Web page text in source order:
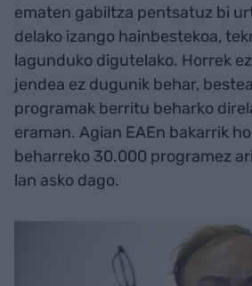
ematen gabiltza pentsatuz bi
delako izango hainbestekoa,
lagunduko digutelako. Horrek
jendea ez dugunik behar,
programak berritu beharko
eraman. Agian EAEn bakarrik
beharreko 30.000 programez
lan asko dago.